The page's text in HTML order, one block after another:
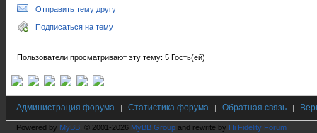
Отправить тему другу
Подписаться на тему
Пользователи просматривают эту тему: 5 Гость(ей)
Администрация форума | Статистика форума | Обратная связь |
Powered by MyBB , © 2001-2026 MyBB Group and rewrite by Hi Fidelity Forum